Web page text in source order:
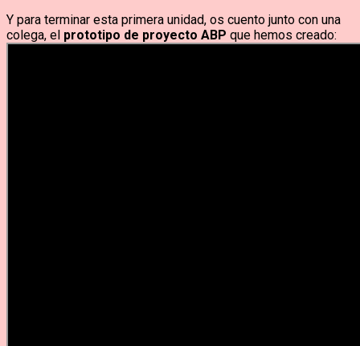
Y para terminar esta primera unidad, os cuento junto con una
colega, el prototipo de proyecto ABP que hemos creado: